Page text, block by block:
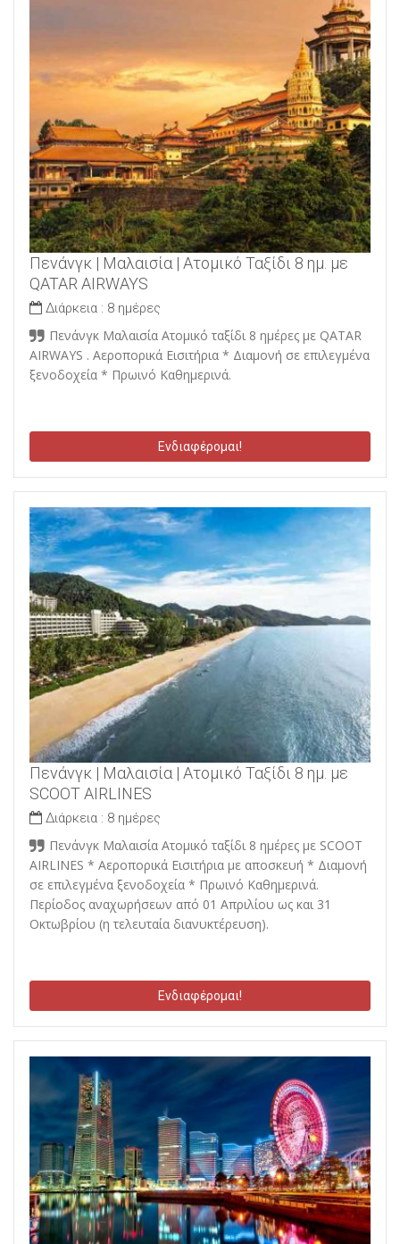
Πενάνγκ | Μαλαισία | Ατομικό Ταξίδι 8 ημ. με
QATAR AIRWAYS
Διάρκεια : 8 ημέρες
Πενάνγκ Μαλαισία Ατομικό ταξίδι 8 ημέρες με QATAR
AIRWAYS . Αεροπορικά Εισιτήρια * Διαμονή σε επιλεγμένα
ξενοδοχεία * Πρωινό Καθημερινά.
Ενδιαφέρομαι!
Πενάνγκ | Μαλαισία | Ατομικό Ταξίδι 8 ημ. με
SCOOT AIRLINES
Διάρκεια : 8 ημέρες
Πενάνγκ Μαλαισία Ατομικό ταξίδι 8 ημέρες με SCOOT
AIRLINES * Αεροπορικά Εισιτήρια με αποσκευή * Διαμονή
σε επιλεγμένα ξενοδοχεία * Πρωινό Καθημερινά.
Περίοδος αναχωρήσεων από 01 Απριλίου ως και 31
Οκτωβρίου (η τελευταία διανυκτέρευση).
Ενδιαφέρομαι!